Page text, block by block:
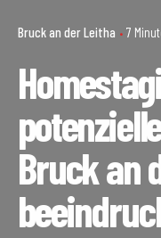
Bruck an der Leitha 7
Bruck an